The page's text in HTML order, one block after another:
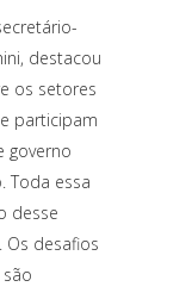
destacou
os setores
participam
governo
Toda essa
desse
desafios